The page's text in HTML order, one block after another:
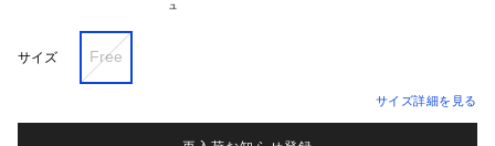
サイズ Free
サイズ詳細を見る